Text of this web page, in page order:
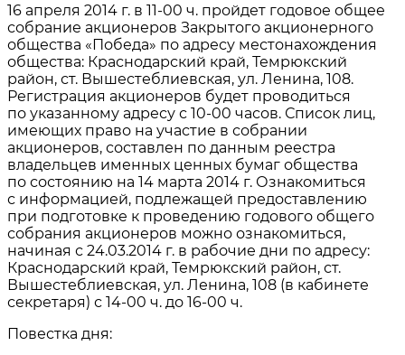
16 апреля 2014 г. в 11-00 ч. пройдет годовое общее
собрание акционеров Закрытого акционерного
общества «Победа» по адресу местонахождения
общества: Краснодарский край, Темрюкский
район, ст. Вышестеблиевская, ул. Ленина, 108.
Регистрация акционеров будет проводиться
по указанному адресу с 10-00 часов. Список лиц,
имеющих право на участие в собрании
акционеров, составлен по данным реестра
владельцев именных ценных бумаг общества
по состоянию на 14 марта 2014 г. Ознакомиться
с информацией, подлежащей предоставлению
при подготовке к проведению годового общего
собрания акционеров можно ознакомиться,
начиная с 24.03.2014 г. в рабочие дни по адресу:
Краснодарский край, Темрюкский район, ст.
Вышестеблиевская, ул. Ленина, 108 (в кабинете
секретаря) с 14-00 ч. до 16-00 ч.
Повестка дня: